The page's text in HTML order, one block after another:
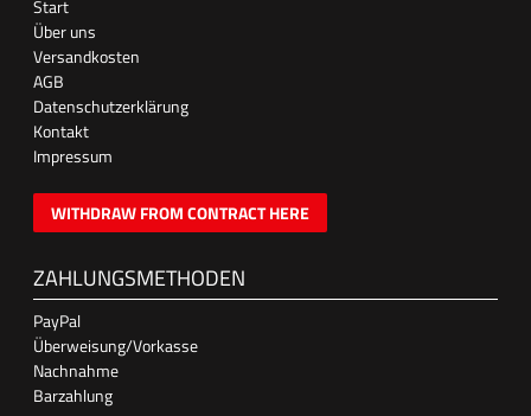
Start
Über uns
Versandkosten
AGB
Datenschutzerklärung
Kontakt
Impressum
WITHDRAW FROM CONTRACT HERE
ZAHLUNGSMETHODEN
PayPal
Überweisung/Vorkasse
Nachnahme
Barzahlung